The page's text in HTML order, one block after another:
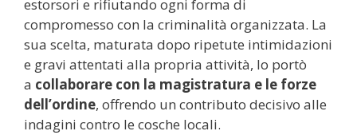
estorsori e rifiutando ogni forma di
compromesso con la criminalità organizzata. La
sua scelta, maturata dopo ripetute intimidazioni
e gravi attentati alla propria attività, lo portò
a collaborare con la magistratura e le forze
dell’ordine, offrendo un contributo decisivo alle
indagini contro le cosche locali.